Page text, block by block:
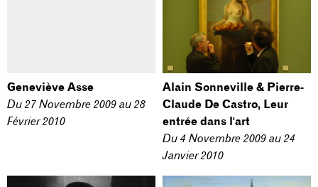
Geneviève Asse
Du 27 Novembre 2009au 28
Février 2010
Alain Sonneville & Pierre-
Claude De Castro, Leur
entrée dans l'art
Du 4 Novembre 2009au 24
Janvier 2010